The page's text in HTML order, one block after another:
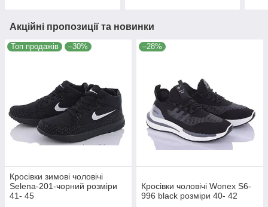
Акційні пропозиції та новинки
Топ продажів –30%
Кросівки зимові чоловічі
Selena-201-чорний розміри
41- 45
–28%
Кросівки чоловічі Wonex S6-
996 black розміри 40- 42